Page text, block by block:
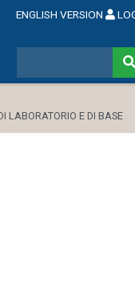
ENGLISH VERSION
LABORATORIO E DI BASE